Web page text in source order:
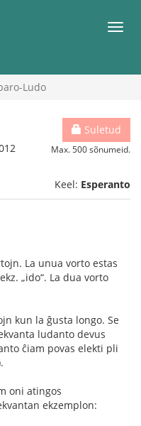
Ludo
Suletud
Max. 500 sõnumeid.
Keel: Esperanto
La unua vorto estas
„ido“. La dua vorto
kun la ĝusta longo. Se
ludanto devus
ĉiam povas elekti pli
oni atingos
ekzemplon: